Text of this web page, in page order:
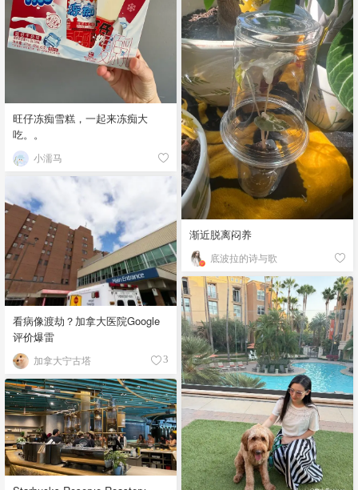
旺仔冻痴雪糕，一起来冻痴大
吃。。
小濡马
渐近脱离闷养
底波拉的诗与歌
看病像渡劫？加拿大医院Google
评价爆雷
加拿大宁古塔 3